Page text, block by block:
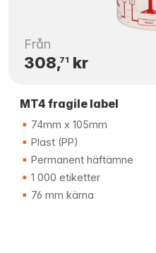
Från
308,71 kr
MT4 fragile label
74mm x 105mm
Plast (PP)
Permanent häftämne
1 000 etiketter
76 mm kärna